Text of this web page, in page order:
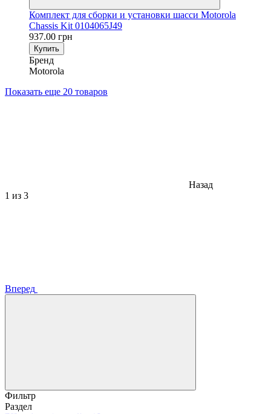
Комплект для сборки и установки шасси Motorola
Chassis Kit 0104065J49
937.00 грн
Купить
Бренд
Motorola
Показать еще 20 товаров
Назад
1 из 3
Вперед
Фильтр
Раздел